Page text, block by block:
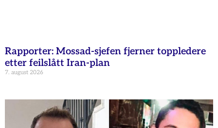
Rapporter: Mossad-sjefen fjerner toppledere
etter feilslått Iran-plan
7. august 2026